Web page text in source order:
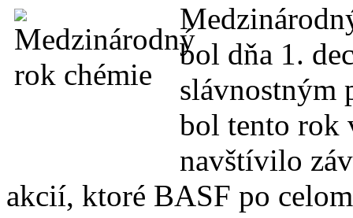
bol dňa 1.
slávnostným
bol tento rok
navštívilo
akcií, ktoré BASF po